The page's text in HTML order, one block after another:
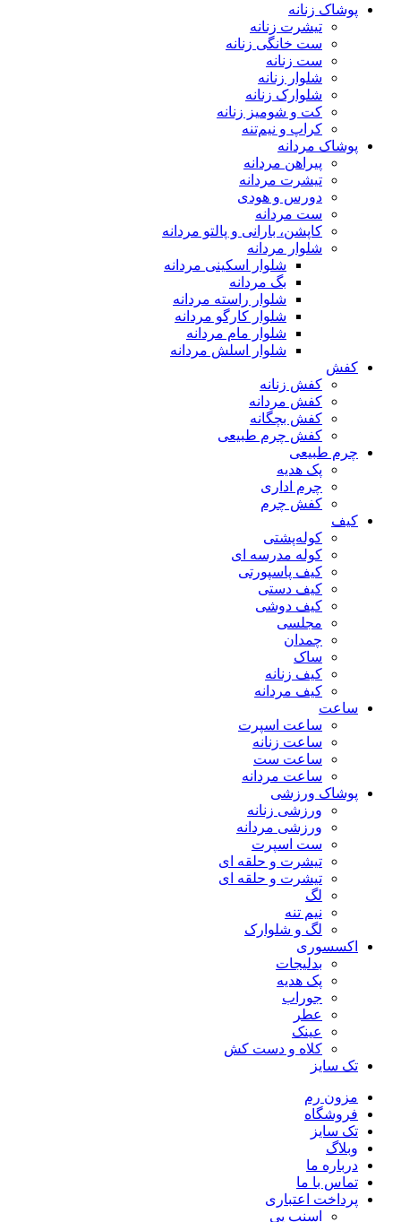
پوشاک زنانه
تیشرت زنانه
ست خانگی زنانه
ست زنانه
شلوار زنانه
شلوارک زنانه
کت و شومیز زنانه
کراپ و نیم‌تنه
پوشاک مردانه
پیراهن مردانه
تیشرت مردانه
دورس و هودی
ست مردانه
کاپشن، بارانی و پالتو مردانه
شلوار مردانه
شلوار اسکینی مردانه
بگ مردانه
شلوار راسته مردانه
شلوار کارگو مردانه
شلوار مام مردانه
شلوار اسلش مردانه
کفش
کفش زنانه
کفش مردانه
کفش بچگانه
کفش چرم طبیعی
چرم طبیعی
پک هدیه
چرم اداری
کفش چرم
کیف
کوله‌پشتی
کوله مدرسه ای
کیف پاسپورتی
کیف دستی
کیف دوشی
مجلسی
چمدان
ساک
کیف زنانه
کیف مردانه
ساعت
ساعت اسپرت
ساعت زنانه
ساعت ست
ساعت مردانه
پوشاک ورزشی
ورزشی زنانه
ورزشی مردانه
ست اسپرت
تیشرت و حلقه ای
تیشرت و حلقه ای
لگ
نیم تنه
لگ و شلوارک
اکسسوری
بدلیجات
پک هدیه
جوراب
عطر
عینک
کلاه و دست کش
تک سایز
مزون رم
فروشگاه
تک سایز
وبلاگ
درباره ما
تماس با ما
پرداخت اعتباری
اسنپ پی